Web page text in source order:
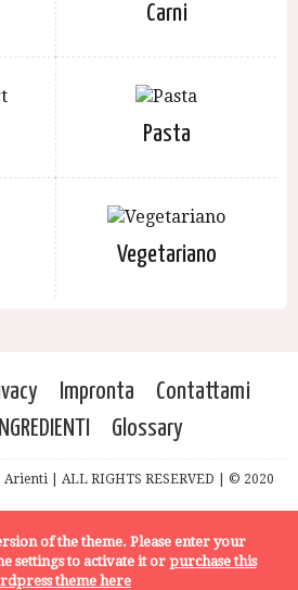
Carni
Pasta
Vegetariano
Impronta
Contattami
Glossary
Arienti | ALL RIGHTS RESERVED | © 2020
of the theme. Please enter your
settings to activate it or purchase this
theme here